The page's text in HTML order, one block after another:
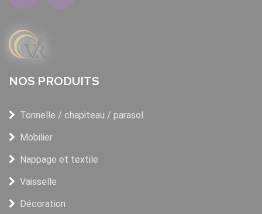
NOS PRODUITS
Tonnelle / chapiteau / parasol
Mobilier
Nappage et textile
Vaisselle
Décoration